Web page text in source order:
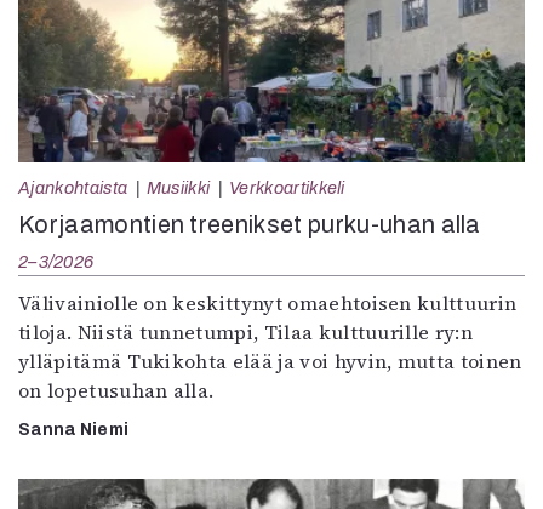
Ajankohtaista Musiikki Verkkoartikkeli
Korjaamontien treenikset purku-uhan alla
2–3/2026
Välivainiolle on keskittynyt omaehtoisen kulttuurin
tiloja. Niistä tunnetumpi, Tilaa kulttuurille ry:n
ylläpitämä Tukikohta elää ja voi hyvin, mutta toinen
on lopetusuhan alla.
Sanna Niemi